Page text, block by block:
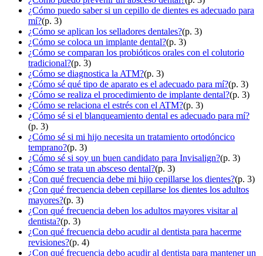
¿Cómo puedo saber si un cepillo de dientes es adecuado para
mí?(p. 3)
¿Cómo se aplican los selladores dentales?(p. 3)
¿Cómo se coloca un implante dental?(p. 3)
¿Cómo se comparan los probióticos orales con el colutorio
tradicional?(p. 3)
¿Cómo se diagnostica la ATM?(p. 3)
¿Cómo sé qué tipo de aparato es el adecuado para mí?(p. 3)
¿Cómo se realiza el procedimiento de implante dental?(p. 3)
¿Cómo se relaciona el estrés con el ATM?(p. 3)
¿Cómo sé si el blanqueamiento dental es adecuado para mí?
(p. 3)
¿Cómo sé si mi hijo necesita un tratamiento ortodóncico
temprano?(p. 3)
¿Cómo sé si soy un buen candidato para Invisalign?(p. 3)
¿Cómo se trata un absceso dental?(p. 3)
¿Con qué frecuencia debe mi hijo cepillarse los dientes?(p. 3)
¿Con qué frecuencia deben cepillarse los dientes los adultos
mayores?(p. 3)
¿Con qué frecuencia deben los adultos mayores visitar al
dentista?(p. 3)
¿Con qué frecuencia debo acudir al dentista para hacerme
revisiones?(p. 4)
¿Con qué frecuencia debo acudir al dentista para mantener un